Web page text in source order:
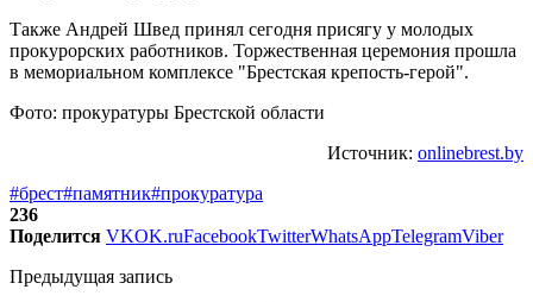
Также Андрей Швед принял сегодня присягу у молодых
прокурорских работников. Торжественная церемония прошла
в мемориальном комплексе "Брестская крепость-герой".
Фото: прокуратуры Брестской области
Источник: onlinebrest.by
#брест#памятник#прокуратура
236
Поделится VKOK.ruFacebookTwitterWhatsAppTelegramViber
Предыдущая запись